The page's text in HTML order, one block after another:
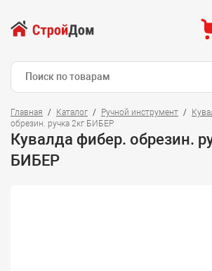
Главная Каталог Ручной инструмент
обрезин. ручка 2кг БИБЕР
Кувалда фибер. обрезин.
БИБЕР